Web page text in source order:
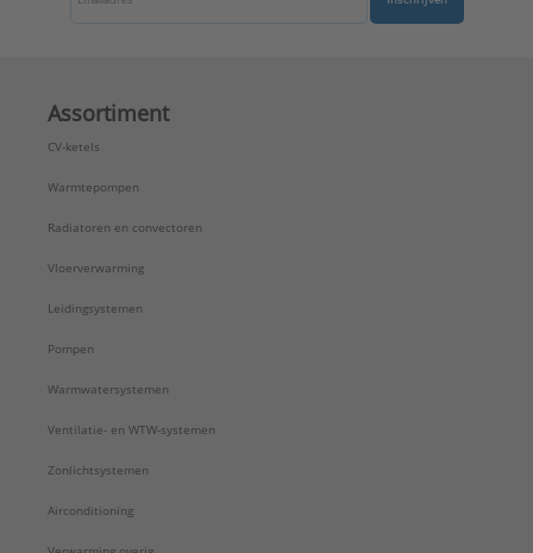
Assortiment
CV-ketels
Warmtepompen
Radiatoren en convectoren
Vloerverwarming
Leidingsystemen
Pompen
Warmwatersystemen
Ventilatie- en WTW-systemen
Zonlichtsystemen
Airconditioning